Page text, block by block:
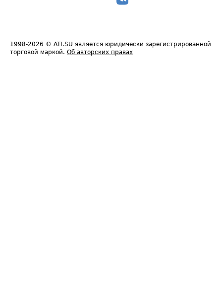
1998-2026 © ATI.SU является юридически зарегистрированной
торговой маркой. Об авторских правах